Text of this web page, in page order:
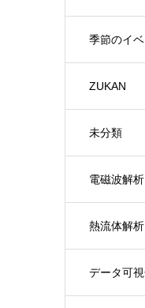
季節のイ
ZUKAN
未分類
電磁波解析
熱流体解
データ可